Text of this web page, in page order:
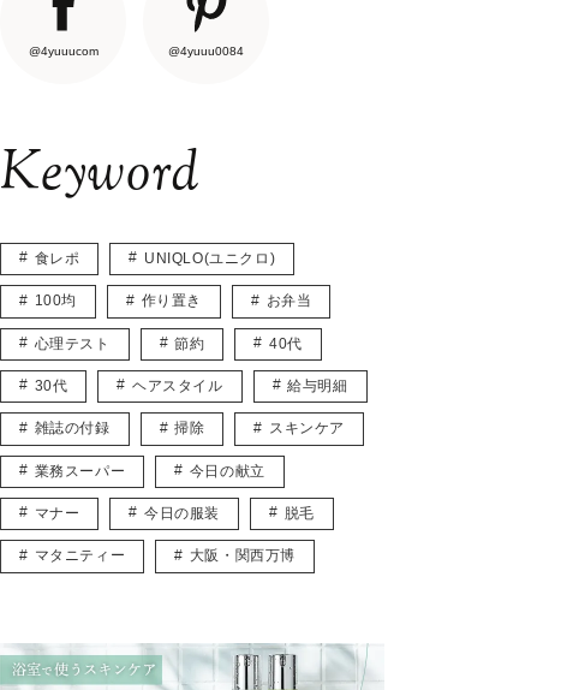
@4yuuucom @4yuuu0084
Keyword
食レポ UNIQLO(ユニクロ)
100均 作り置き お弁当
心理テスト 節約 40代
30代 ヘアスタイル 給与明細
雑誌の付録 掃除 スキンケア
業務スーパー 今日の献立
マナー 今日の服装 脱毛
マタニティー 大阪・関西万博